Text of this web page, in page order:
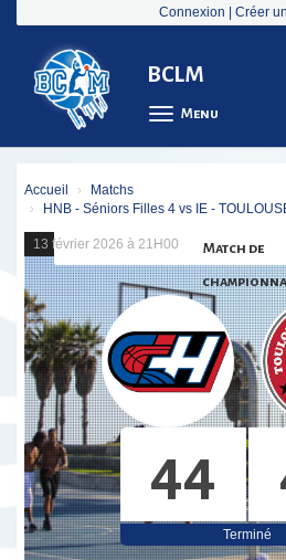
Connexion Créer
BCLM
Menu
Accueil
Matchs
HNB - Séniors Filles 4 vs IE -
13 février 2026 à 21H00 Match de
44
Terminé
Panneau de gestion des cookies